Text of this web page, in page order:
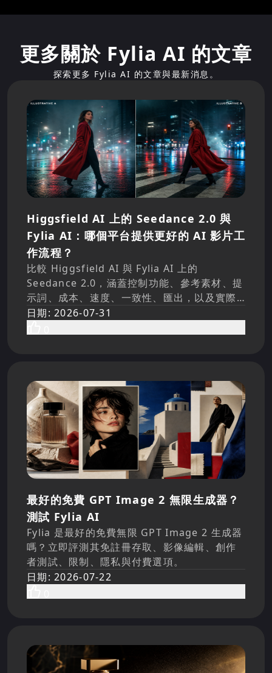
更多關於 Fylia AI 的文章
探索更多 Fylia AI 的文章與最新消息。
Higgsfield AI 上的 Seedance 2.0 與
Fylia AI：哪個平台提供更好的 AI 影片工
作流程？
比較 Higgsfield AI 與 Fylia AI 上的
Seedance 2.0，涵蓋控制功能、參考素材、提
示詞、成本、速度、一致性、匯出，以及實際
創作者工作流程。
日期:2026-07-31
最好的免費 GPT Image 2 無限生成器？
測試 Fylia AI
Fylia 是最好的免費無限 GPT Image 2 生成器
嗎？立即評測其免註冊存取、影像編輯、創作
者測試、限制、隱私與付費選項。
日期:2026-07-22